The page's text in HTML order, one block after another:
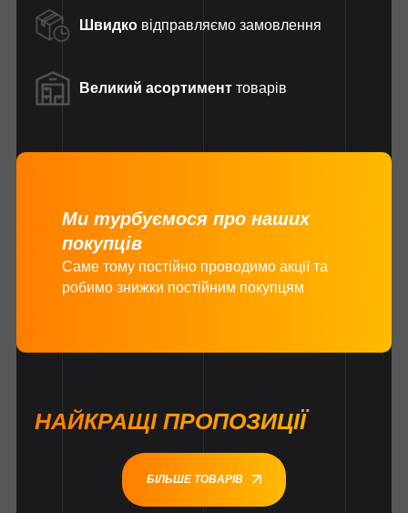
Швидко відправляємо замовлення
Великий асортимент товарів
Ми турбуємося про наших
покупців
Саме тому постійно проводимо акції та
робимо знижки постійним покупцям
НАЙКРАЩІ ПРОПОЗИЦІЇ
БІЛЬШЕ ТОВАРІВ